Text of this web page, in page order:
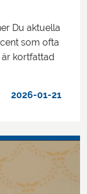
Du aktuella
som ofta
kortfattad
2026-01-21